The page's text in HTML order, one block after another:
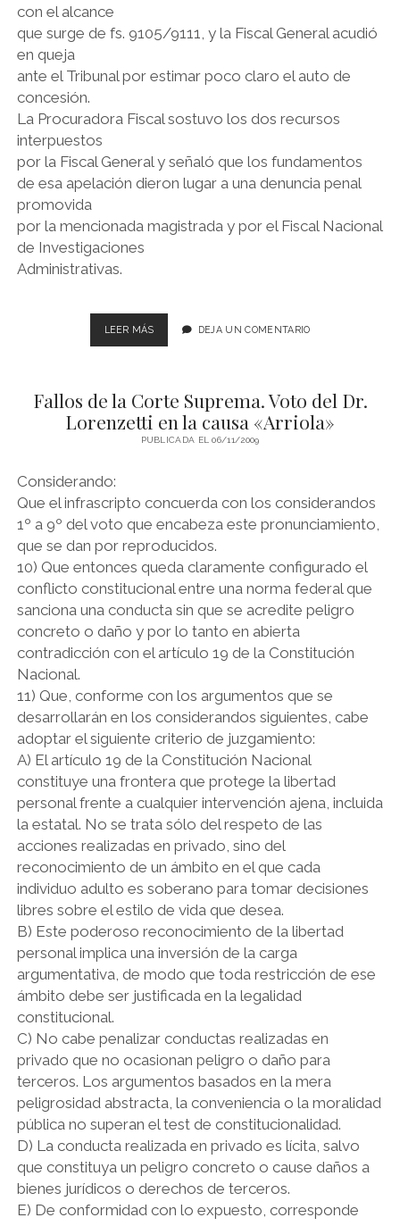
con el alcance
que surge de fs. 9105/9111, y la Fiscal General acudió
en queja
ante el Tribunal por estimar poco claro el auto de
concesión.
La Procuradora Fiscal sostuvo los dos recursos
interpuestos
por la Fiscal General y señaló que los fundamentos
de esa apelación dieron lugar a una denuncia penal
promovida
por la mencionada magistrada y por el Fiscal Nacional
de Investigaciones
Administrativas.
LEER MÁSVOTO
DEL
EN
CAUSA
PLATA
Y
OTROS
S/
CONCURSO
DEJA UN COMENTARIO
Fallos de la Corte Suprema. Voto del Dr.
Lorenzetti en la causa «Arriola»
PUBLICADA EL 06/11/2009
Considerando:
Que el infrascripto concuerda con los considerandos
1º a 9º del voto que encabeza este pronunciamiento,
que se dan por reproducidos.
10) Que entonces queda claramente configurado el
conflicto constitucional entre una norma federal que
sanciona una conducta sin que se acredite peligro
concreto o daño y por lo tanto en abierta
contradicción con el artículo 19 de la Constitución
Nacional.
11) Que, conforme con los argumentos que se
desarrollarán en los considerandos siguientes, cabe
adoptar el siguiente criterio de juzgamiento:
A) El artículo 19 de la Constitución Nacional
constituye una frontera que protege la libertad
personal frente a cualquier intervención ajena, incluida
la estatal. No se trata sólo del respeto de las
acciones realizadas en privado, sino del
reconocimiento de un ámbito en el que cada
individuo adulto es soberano para tomar decisiones
libres sobre el estilo de vida que desea.
B) Este poderoso reconocimiento de la libertad
personal implica una inversión de la carga
argumentativa, de modo que toda restricción de ese
ámbito debe ser justificada en la legalidad
constitucional.
C) No cabe penalizar conductas realizadas en
privado que no ocasionan peligro o daño para
terceros. Los argumentos basados en la mera
peligrosidad abstracta, la conveniencia o la moralidad
pública no superan el test de constitucionalidad.
D) La conducta realizada en privado es lícita, salvo
que constituya un peligro concreto o cause daños a
bienes jurídicos o derechos de terceros.
E) De conformidad con lo expuesto, corresponde